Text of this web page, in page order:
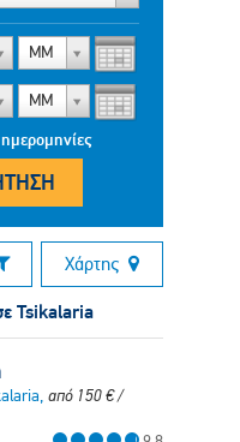
ΜΜ
ΜΜ
Χάρτης
Tsikalaria
από 150€/